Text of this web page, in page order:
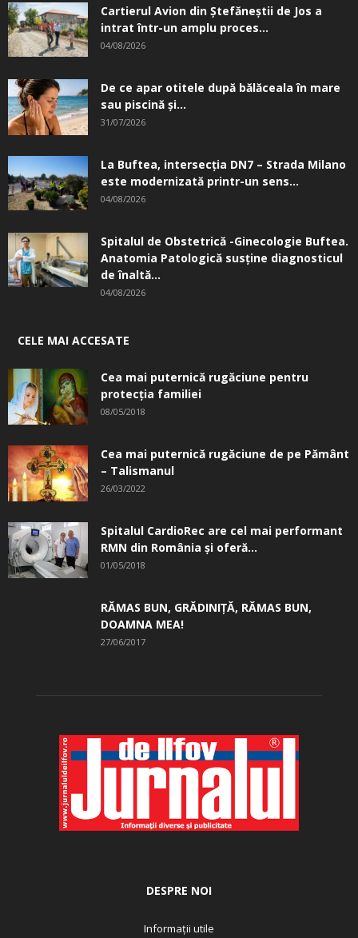
Cartierul Avion din Ştefăneştii de Jos a
intrat într-un amplu proces...
04/08/2026
De ce apar otitele după bălăceala în mare
sau piscină și...
31/07/2026
La Buftea, intersecţia DN7 – Strada Milano
este modernizată printr-un sens...
04/08/2026
Spitalul de Obstetrică -Ginecologie Buftea.
Anatomia Patologică susţine diagnosticul
de înaltă...
04/08/2026
CELE MAI ACCESATE
Cea mai puternică rugăciune pentru
protecția familiei
08/05/2018
Cea mai puternică rugăciune de pe Pământ
– Talismanul
26/03/2022
Spitalul CardioRec are cel mai performant
RMN din România și oferă...
01/05/2018
RĂMAS BUN, GRĂDINIŢĂ, ­RĂMAS BUN,
DOAMNA MEA!
27/06/2017
DESPRE NOI
Informații utile